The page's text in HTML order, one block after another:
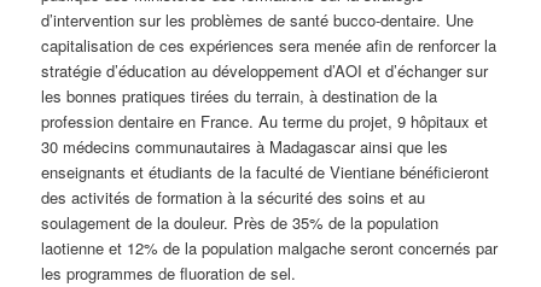
d’intervention sur les problèmes de santé bucco-dentaire. Une
capitalisation de ces expériences sera menée afin de renforcer la
stratégie d’éducation au développement d’AOI et d’échanger sur
les bonnes pratiques tirées du terrain, à destination de la
profession dentaire en France. Au terme du projet, 9 hôpitaux et
30 médecins communautaires à Madagascar ainsi que les
enseignants et étudiants de la faculté de Vientiane bénéficieront
des activités de formation à la sécurité des soins et au
soulagement de la douleur. Près de 35% de la population
laotienne et 12% de la population malgache seront concernés par
les programmes de fluoration de sel.